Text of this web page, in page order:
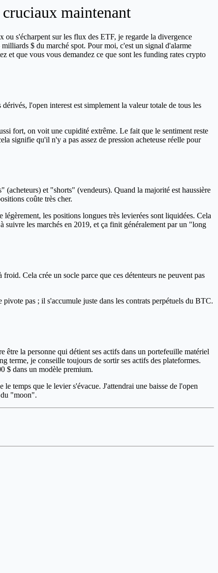
maintenant
s'écharpent sur les flux des ETF, je regarde la divergence
$ du marché spot. Pour moi, c'est un signal d'alarme
et que vous vous demandez ce que sont les funding rates crypto
l'open interest est simplement la valeur totale de tous les
fort, on voit une cupidité extrême. Le fait que le sentiment reste
signifie qu'il n'y a pas assez de pression acheteuse réelle pour
(acheteurs) et "shorts" (vendeurs). Quand la majorité est haussière
coûte très cher.
les positions longues très levierées sont liquidées. Cela
suivre les marchés en 2019, et ça finit généralement par un "long
Cela crée un socle parce que ces détenteurs ne peuvent pas
pas ; il s'accumule juste dans les contrats perpétuels du BTC.
la personne qui détient ses actifs dans un portefeuille matériel
je conseille toujours de sortir ses actifs des plateformes.
$ dans un modèle premium.
temps que le levier s'évacue. J'attendrai une baisse de l'open
du "moon".